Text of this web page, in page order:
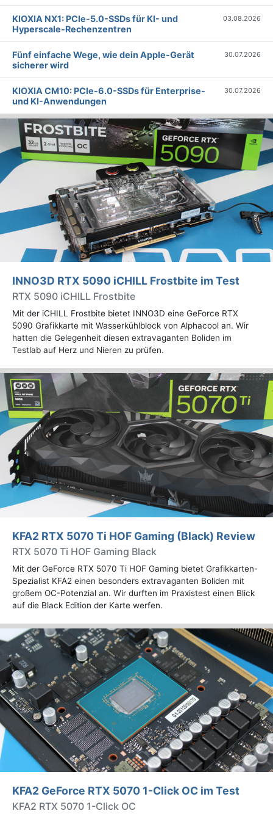
KIOXIA NX1: PCIe-5.0-SSDs für KI- und
Hyperscale-Rechenzentren
03.08.2026
Fünf einfache Wege, wie dein Apple-Gerät
sicherer wird
30.07.2026
KIOXIA CM10: PCIe-6.0-SSDs für Enterprise-
und KI-Anwendungen
30.07.2026
INNO3D RTX 5090 iCHILL Frostbite im Test
RTX 5090 iCHILL Frostbite
Mit der iCHILL Frostbite bietet INNO3D eine GeForce RTX
5090 Grafikkarte mit Wasserkühlblock von Alphacool an. Wir
hatten die Gelegenheit diesen extravaganten Boliden im
Testlab auf Herz und Nieren zu prüfen.
KFA2 RTX 5070 Ti HOF Gaming (Black) Review
RTX 5070 Ti HOF Gaming Black
Mit der GeForce RTX 5070 Ti HOF Gaming bietet Grafikkarten-
Spezialist KFA2 einen besonders extravaganten Boliden mit
großem OC-Potenzial an. Wir durften im Praxistest einen Blick
auf die Black Edition der Karte werfen.
KFA2 GeForce RTX 5070 1-Click OC im Test
KFA2 RTX 5070 1-Click OC